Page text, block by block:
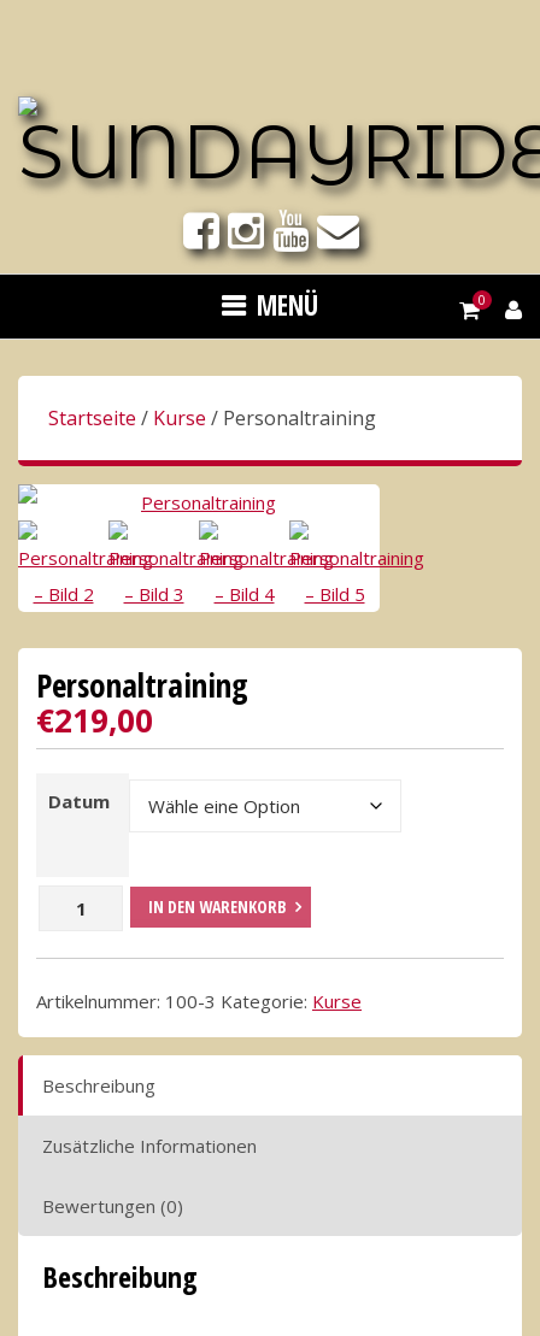
MENÜ 0
Startseite / Kurse / Personaltraining
Personaltraining
€219,00
Datum
PersonaltrainingIN DEN WARENKORB
Artikelnummer: 100-3 Kategorie: Kurse
Beschreibung
Zusätzliche Informationen
Bewertungen (0)
Beschreibung